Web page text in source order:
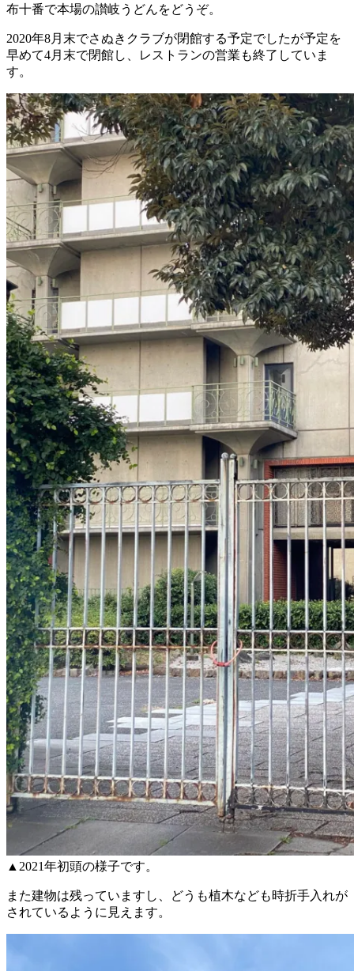
布十番で本場の讃岐うどんをどうぞ。
2020年8月末でさぬきクラブが閉館する予定でしたが予定を
早めて4月末で閉館し、レストランの営業も終了していま
す。
▲2021年初頭の様子です。
また建物は残っていますし、どうも植木なども時折手入れが
されているように見えます。